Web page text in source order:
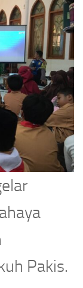
Pakis.